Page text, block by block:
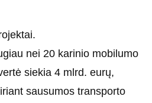
nei 20 karinio mobilumo
siekia 4 mlrd. eurų,
sausumos transporto